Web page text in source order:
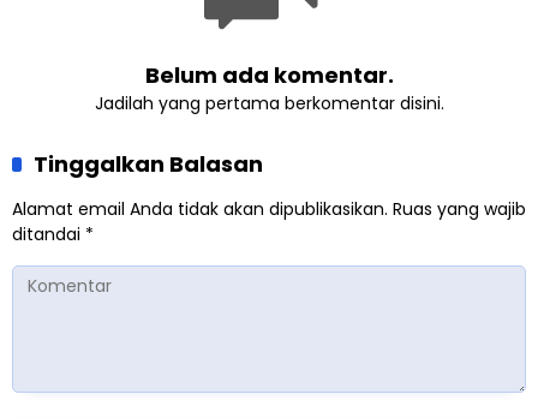
Belum ada komentar.
Jadilah yang pertama berkomentar disini.
Tinggalkan Balasan
Alamat email Anda tidak akan dipublikasikan. Ruas yang wajib
ditandai *